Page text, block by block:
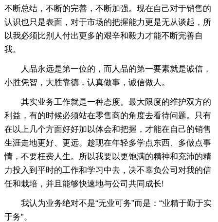
不断总结，不断的完善，不断加强。现在自己对于销售的
认识也只是表面，对于市场的把握能力更是无从谈起，所
以我必须比别人付出更多的艰辛和毅力才能不断完善自
我。
人品永远是第一位的，而人品的第一要素就是诚信，
小胜凭智，大胜靠德，认真做事，诚信做人。
其实业务工作就是一种态度。最大限度的维护双方的
利益，有的时候必须站在零售商的角度去看待问题。只有
在以上几个方面好好加以体会和把握，才能在自己的销售
生涯走地更好、更远。趁现在年轻多学点东西、多做点事
情，不要枉费人生。所以我要以更饱满的精神和充沛的精
力投入到平时的工作和学习中去，决不辜负公司对我的信
任和栽培，并且能够快速地与公司共同成长!
我认为业务绝对不是“无业可务”而是：“业精于勤于实
于务”。